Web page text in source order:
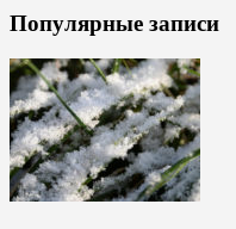
Популярные записи